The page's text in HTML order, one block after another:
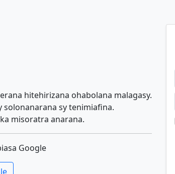
hitehirizana ohabolana malagasy.
solonanarana sy tenimiafina.
misoratra anarana.
Google